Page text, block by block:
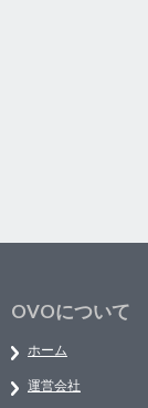
OVOについて
ホーム
運営会社